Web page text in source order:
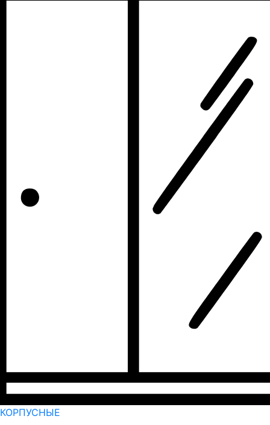
КОРПУСНЫЕ